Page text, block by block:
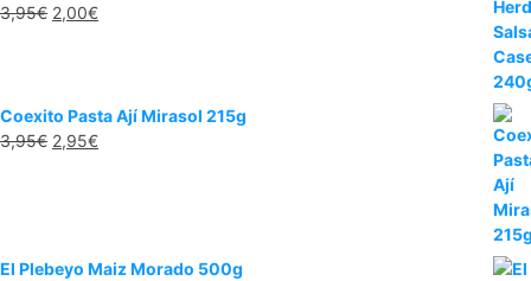
3,95€ 2,00€
Coexito Pasta Ají Mirasol 215g
3,95€ 2,95€
El Plebeyo Maiz Morado 500g